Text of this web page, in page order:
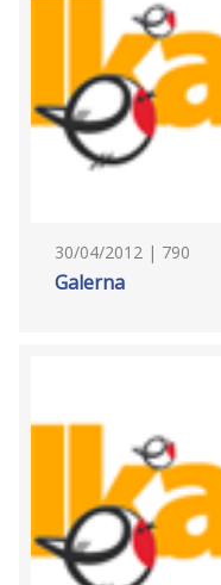
30/04/2012 | 790
Galerna